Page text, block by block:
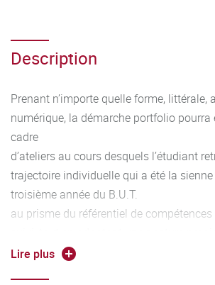
Description
Prenant n’importe quelle forme, littérale,
numérique, la démarche portfolio pourra
cadre
d’ateliers au cours desquels l’étudiant
trajectoire individuelle qui a été la
troisième année du B.U.T.
au prisme du référentiel de
distanciée
Lire plus